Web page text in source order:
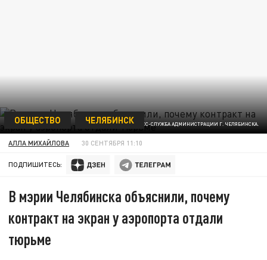
ФОТО: ПРЕСС-СЛУЖБА АДМИНИСТРАЦИИ Г. ЧЕЛЯБИНСКА.
ОБЩЕСТВО ЧЕЛЯБИНСК
АЛЛА МИХАЙЛОВА 30 СЕНТЯБРЯ 11:10
ПОДПИШИТЕСЬ:
В мэрии Челябинска объяснили, почему
контракт на экран у аэропорта отдали
тюрьме